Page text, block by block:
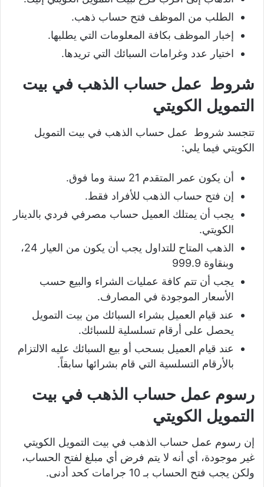
الطلب من الموظف فتح حساب ذهب.
إخبار الموظف بكافة المعلومات التي يطلبها.
اختيار عدد وغرامات السبائك التي تريدها.
شروط عمل حساب الذهب في بيت
التمويل الكويتي
تتجسد شروط عمل حساب الذهب في بيت التمويل
الكويتي فيما يلي:
أن يكون عمر المتقدم 21 سنة وما فوق.
إن فتح حساب الذهب للأفراد فقط.
يجب أن يمتلك العميل حساب مصرفي فردي بالدينار
الكويتي.
الذهب المتاح للتداول يجب أن يكون من العيار 24،
وبنقاوة 999.9
يجب أن تتم كافة عمليات الشراء والبيع حسب
الأسعار الموجودة في المصارف.
عند قيام العميل بشراء السبائك من بيت التمويل
يحصل على أرقام تسلسلية للسبائك.
عند قيام العميل بسحب أو بيع السبائك عليه الالتزام
بالأرقام التسلسية التي قام بشرائها سابقاً.
رسوم عمل حساب الذهب في بيت
التمويل الكويتي
إن رسوم عمل حساب الذهب في بيت التمويل الكويتي
غير موجودة، أي أنه لا يتم فرض أي مبلغ لفتح الحساب،
ولكن يجب فتح الحساب بـ 10 جرامات كحد أدنى.